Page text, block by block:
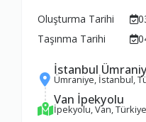
Oluşturma Tarihi
Taşınma Tarihi
İstanbul
Ümraniye, İstanbul,
Van İpekyolu
İpekyolu, Van, Türkiye